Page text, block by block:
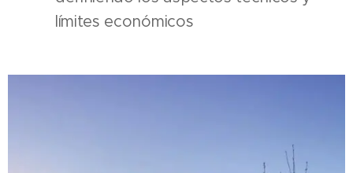
límites económicos